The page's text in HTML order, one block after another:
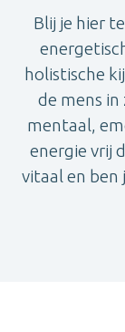
Blij je hier
holistische
de mens in
mentaal,
energie vrij
vitaal en ben